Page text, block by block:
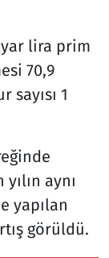
lira prim
70,9
1
aynı
yapılan
görüldü.